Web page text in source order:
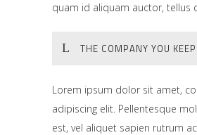
quam id aliquam auctor, tellus
THE COMPANY YOU KEEP
Lorem ipsum dolor sit amet,
adipiscing elit. Pellentesque
est, vel aliquet sapien rutrum